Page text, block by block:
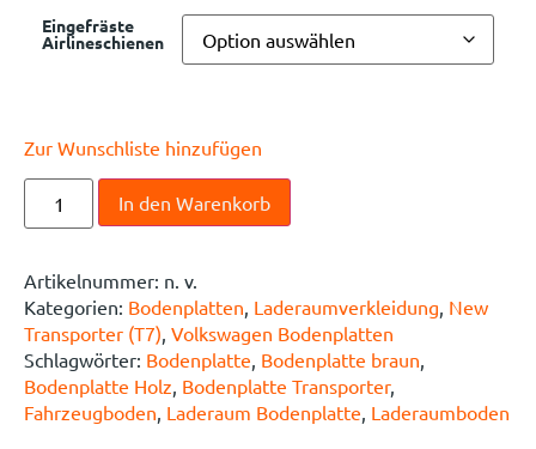
Eingefräste
Airlineschienen
Zur Wunschliste hinzufügen
In den Warenkorb
Artikelnummer: n. v.
Kategorien: Bodenplatten Laderaumverkleidung New
Transporter (T7) Volkswagen Bodenplatten
Schlagwörter: Bodenplatte Bodenplatte braun
Bodenplatte Holz Bodenplatte Transporter,
Fahrzeugboden Laderaum Bodenplatte Laderaumboden